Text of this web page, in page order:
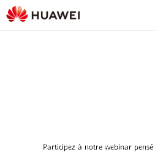
Participez à notre webinar